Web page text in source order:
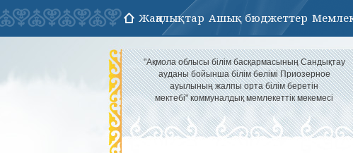
Жаңалықтар Ашық бюджеттер
"Ақмола облысы білім басқармасының Сандықтау
ауданы бойынша білім бөлімі Приозерное
ауылының жалпы орта білім беретін
мектебі" коммуналдық мемлекеттік мекемесі